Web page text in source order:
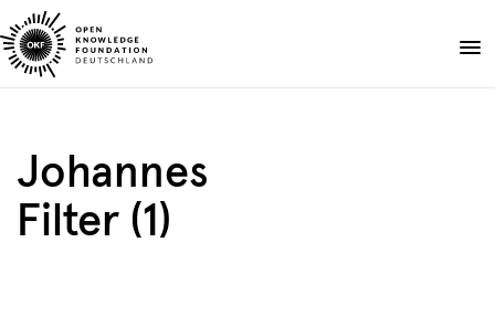
Skip
to
Johannes
Filter (1)